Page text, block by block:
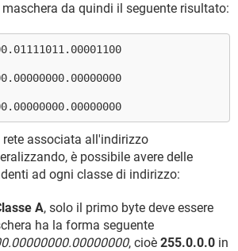
da quindi il seguente risultato:
associata all'indirizzo
è possibile avere delle
ad ogni classe di indirizzo:
A, solo il primo byte deve essere
ha la forma seguente
, cioè 255.0.0.0 in